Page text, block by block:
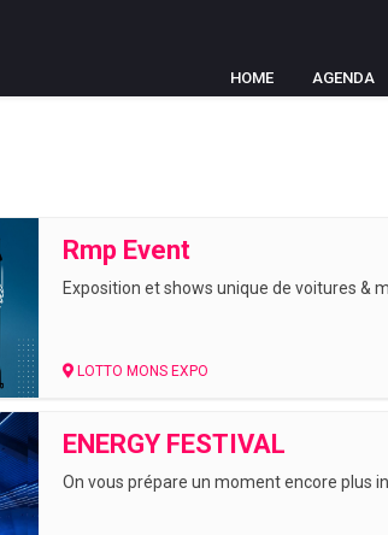
HOME AGENDA
Rmp Event
Exposition et shows unique de voitures &
LOTTO MONS EXPO
ENERGY FESTIVAL
On vous prépare un moment encore plus